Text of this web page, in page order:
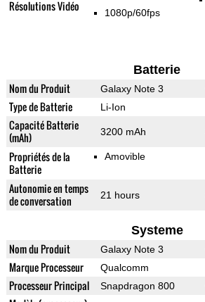
Résolutions Vidéo 1080p/60fps
Batterie
Nom du Produit Galaxy Note 3
Type de Batterie Li-Ion
Capacité Batterie
(mAh)
3200 mAh
Propriétés de la
Batterie
Amovible
Autonomie en temps
de conversation
21 hours
Systeme
Nom du Produit Galaxy Note 3
Marque Processeur Qualcomm
Processeur Principal Snapdragon 800